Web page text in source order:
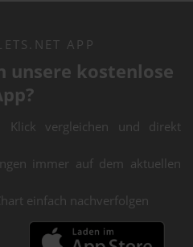
APP
unsere kostenlose
Klick vergleichen und direkt
immer auf dem aktuellen
einfach nachverfolgen